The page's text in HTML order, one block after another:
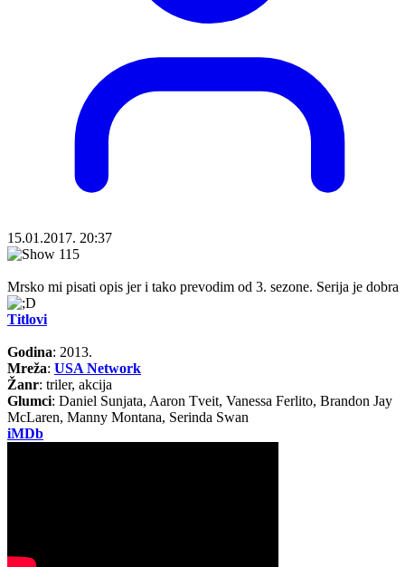
15.01.2017. 20:37
Mrsko mi pisati opis jer i tako prevodim od 3. sezone. Serija je dobra
Titlovi
Godina: 2013.
Mreža: USA Network
Žanr: triler, akcija
Glumci: Daniel Sunjata, Aaron Tveit, Vanessa Ferlito, Brandon Jay
McLaren, Manny Montana, Serinda Swan
iMDb